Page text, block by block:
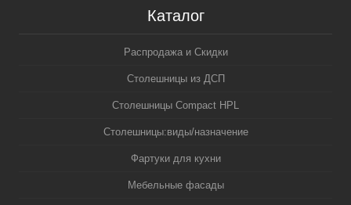
Каталог
Распродажа и Скидки
Столешницы из ДСП
Столешницы Compact HPL
Столешницы:виды/назначение
Фартуки для кухни
Мебельные фасады